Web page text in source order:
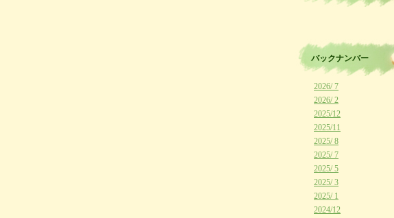
バックナンバー
2026/ 7
2026/ 2
2025/12
2025/11
2025/ 8
2025/ 7
2025/ 5
2025/ 3
2025/ 1
2024/12